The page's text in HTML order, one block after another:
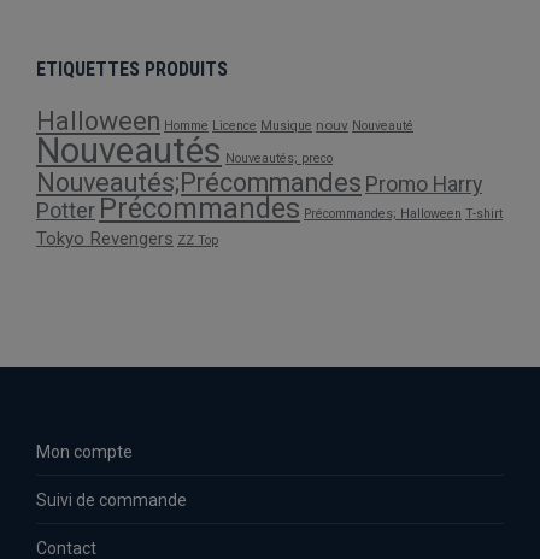
ETIQUETTES PRODUITS
Halloween Homme Licence Musique nouv Nouveauté
Nouveautés Nouveautés; preco
Nouveautés;Précommandes Promo Harry
Potter Précommandes Précommandes; Halloween T-shirt
Tokyo Revengers ZZ Top
Mon compte
Suivi de commande
Contact